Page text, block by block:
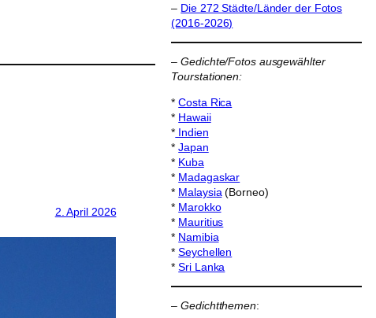
2. April 2026
– Die 272 Städte/Länder der Fotos
(2016-2026)
–Gedichte/Fotos ausgewählter
Tourstationen:
*Costa Rica
* Hawaii
* Indien
*Japan
* Kuba
* Madagaskar
* Malaysia (Borneo)
* Marokko
* Mauritius
* Namibia
*Seychellen
*Sri Lanka
–Gedichtthemen: